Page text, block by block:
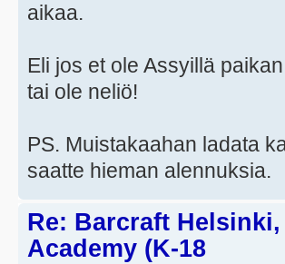
aikaa.
Eli jos et ole Assyillä
tai ole neliö!
PS. Muistakaahan ladata
saatte hieman alennuksia.
Re: Barcraft Helsinki,
Academy (K-18